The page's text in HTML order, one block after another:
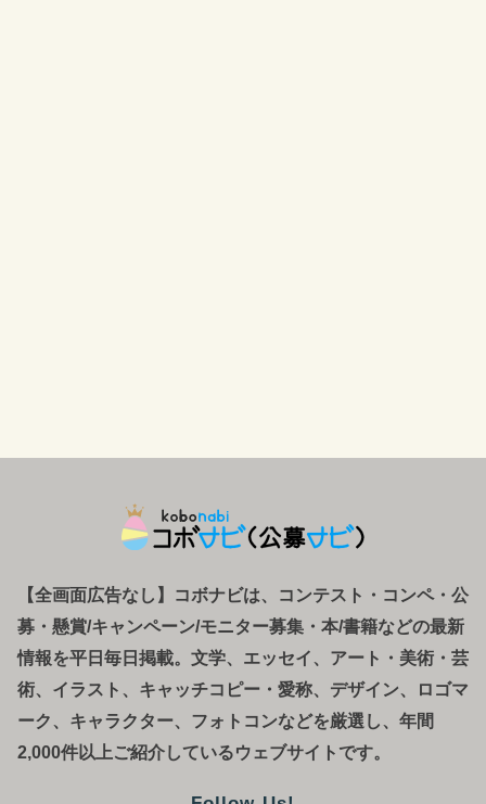
【全画面広告なし】コボナビは、コンテスト・コンペ・ 公
募 ・ 懸賞/キャンペーン/モニター募集・本/書籍などの最新
情報を平日毎日掲載。文学、エッセイ、アート・美術・芸
術、イラスト、キャッチコピー・愛称、デザイン、ロゴマ
ーク、キャラクター、フォトコンなどを厳選し、年間
2,000件以上ご紹介しているウェブサイトです。